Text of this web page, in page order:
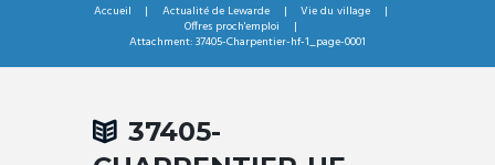
Accueil Actualité de Lewarde
Vie du village
Offres proch'emploi
Attachment: 37405-Charpentier-hf-1_page-0001
37405-